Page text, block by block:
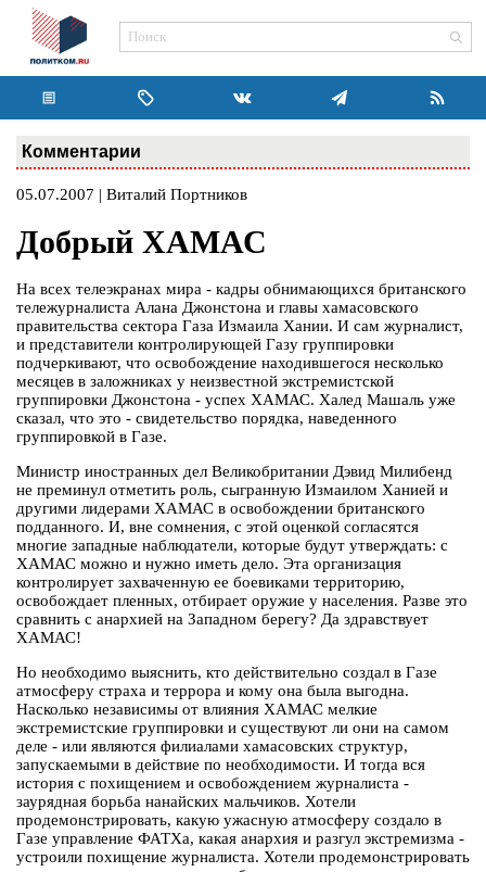
Комментарии
05.07.2007 | Виталий Портников
Добрый ХАМАС
На всех телеэкранах мира - кадры обнимающихся британского
тележурналиста Алана Джонстона и главы хамасовского
правительства сектора Газа Измаила Хании. И сам журналист,
и представители контролирующей Газу группировки
подчеркивают, что освобождение находившегося несколько
месяцев в заложниках у неизвестной экстремистской
группировки Джонстона - успех ХАМАС. Халед Машаль уже
сказал, что это - свидетельство порядка, наведенного
группировкой в Газе.
Министр иностранных дел Великобритании Дэвид Милибенд
не преминул отметить роль, сыгранную Измаилом Ханией и
другими лидерами ХАМАС в освобождении британского
подданного. И, вне сомнения, с этой оценкой согласятся
многие западные наблюдатели, которые будут утверждать: с
ХАМАС можно и нужно иметь дело. Эта организация
контролирует захваченную ее боевиками территорию,
освобождает пленных, отбирает оружие у населения. Разве это
сравнить с анархией на Западном берегу? Да здравствует
ХАМАС!
Но необходимо выяснить, кто действительно создал в Газе
атмосферу страха и террора и кому она была выгодна.
Насколько независимы от влияния ХАМАС мелкие
экстремистские группировки и существуют ли они на самом
деле - или являются филиалами хамасовских структур,
запускаемыми в действие по необходимости. И тогда вся
история с похищением и освобождением журналиста -
заурядная борьба нанайских мальчиков. Хотели
продемонстрировать, какую ужасную атмосферу создало в
Газе управление ФАТХа, какая анархия и разгул экстремизма -
устроили похищение журналиста. Хотели продемонстрировать